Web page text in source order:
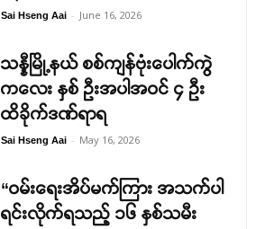
Sai Hseng Aai - June 16, 2026
သန္နီမြို့နယ် စစ်ကျန်ဗုံးပေါက်ကွဲ
ကလေး နှစ် ဦးအပါအဝင် ၄ ဦး
ထိခိုက်ဒဏ်ရာရ
Sai Hseng Aai - May 16, 2026
“ဝမ်းရေးအိပ်မက်ကြား အသက်ပါ
ရင်းလိုက်ရသည့် ၁၆ နှစ်သမီး